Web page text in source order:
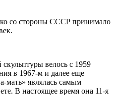
со стороны СССР принимало
велось с 1959
в 1967-м и далее еще
мать» являлась самым
В настоящее время она 11-я